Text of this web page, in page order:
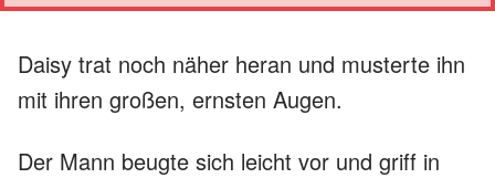
Daisy trat noch näher heran und musterte ihn
mit ihren großen, ernsten Augen.
Der Mann beugte sich leicht vor und griff in